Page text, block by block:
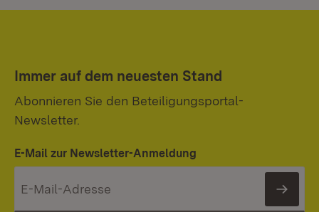
Immer auf dem neuesten Stand
Abonnieren Sie den Beteiligungsportal-
Newsletter.
E-Mail zur Newsletter-Anmeldung